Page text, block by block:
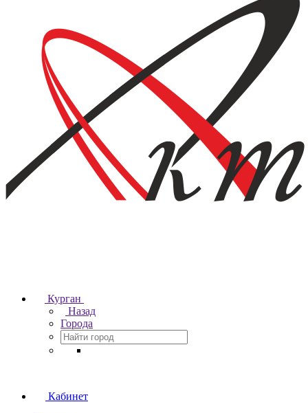
Курган
Назад
Города
Кабинет